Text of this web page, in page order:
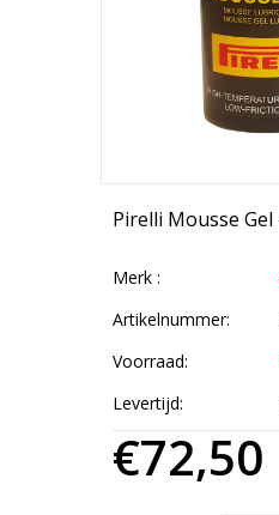
Pirelli Mousse
Merk :
Artikelnummer:
Voorraad:
Levertijd:
€72,50